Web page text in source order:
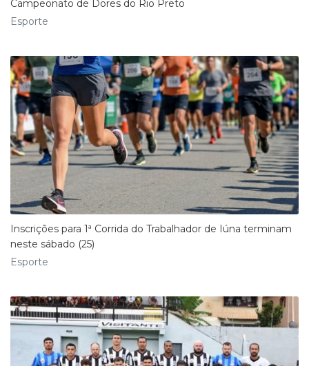
Campeonato de Dores do Rio Preto
Esporte
Inscrições para 1ª Corrida do Trabalhador de Iúna terminam
neste sábado (25)
Esporte